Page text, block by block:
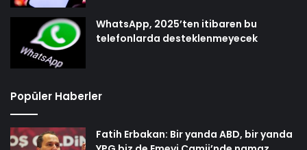
WhatsApp, 2025’ten itibaren bu
telefonlarda desteklenmeyecek
Popüler Haberler
Fatih Erbakan: Bir yanda ABD, bir yanda